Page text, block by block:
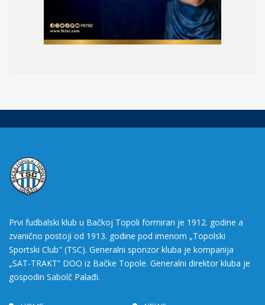
Prvi fudbalski klub u Bačkoj Topoli formiran je 1912. godine a
zvanično postoji od 1913. godine pod imenom „Topolski
Sportski Club" (TSC). Generalni sponzor kluba je kompanija
„SAT-TRAKT” DOO iz Bačke Topole. Generalni direktor kluba je
gospodin Sabolč Palađi.